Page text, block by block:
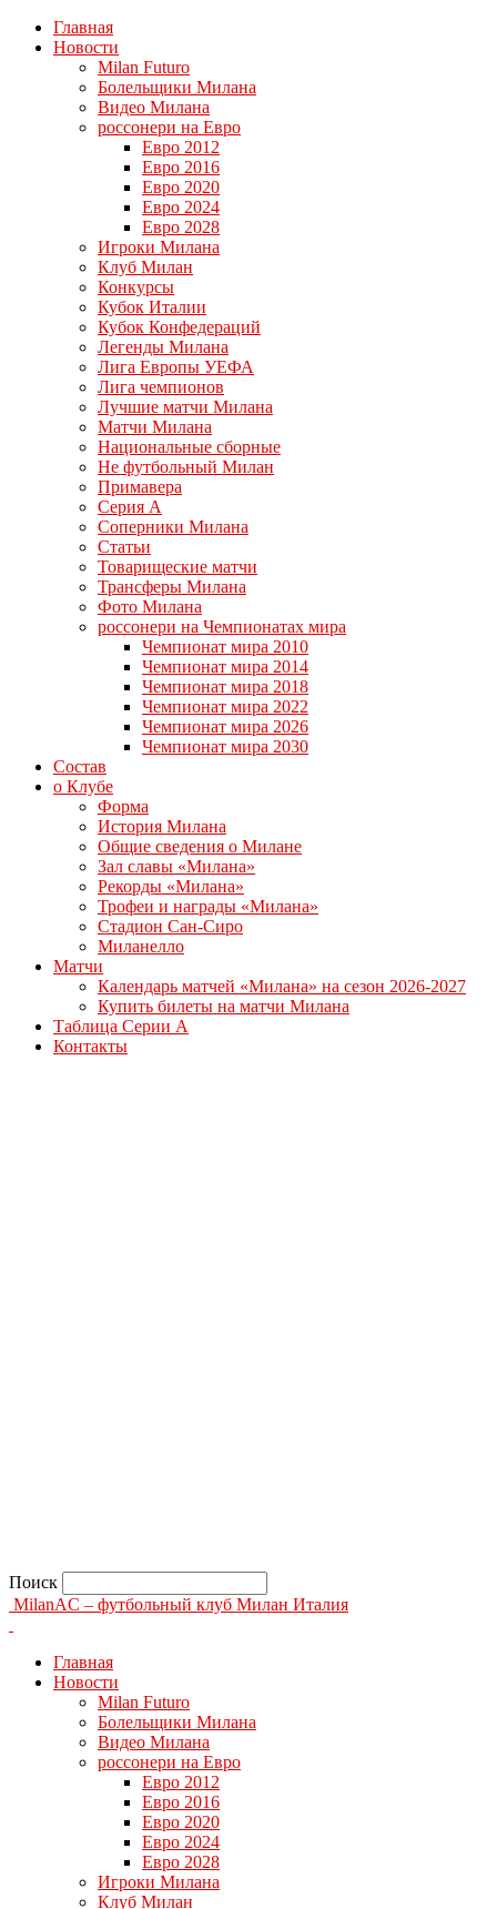
Главная
Новости
Milan Futuro
Болельщики Милана
Видео Милана
россонери на Евро
Евро 2012
Евро 2016
Евро 2020
Евро 2024
Евро 2028
Игроки Милана
Клуб Милан
Конкурсы
Кубок Италии
Кубок Конфедераций
Легенды Милана
Лига Европы УЕФА
Лига чемпионов
Лучшие матчи Милана
Матчи Милана
Национальные сборные
Не футбольный Милан
Примавера
Серия А
Соперники Милана
Статьи
Товарищеские матчи
Трансферы Милана
Фото Милана
россонери на Чемпионатах мира
Чемпионат мира 2010
Чемпионат мира 2014
Чемпионат мира 2018
Чемпионат мира 2022
Чемпионат мира 2026
Чемпионат мира 2030
Состав
о Клубе
Форма
История Милана
Общие сведения о Милане
Зал славы «Милана»
Рекорды «Милана»
Трофеи и награды «Милана»
Стадион Сан-Сиро
Миланелло
Матчи
Календарь матчей «Милана» на сезон 2026-2027
Купить билеты на матчи Милана
Таблица Серии А
Контакты
Поиск
MilanAC – футбольный клуб Милан Италия
Главная
Новости
Milan Futuro
Болельщики Милана
Видео Милана
россонери на Евро
Евро 2012
Евро 2016
Евро 2020
Евро 2024
Евро 2028
Игроки Милана
Клуб Милан